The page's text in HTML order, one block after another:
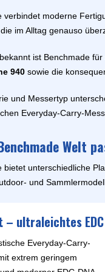
OUTDOOR
SPANIEN
KNIVES
& TAKTISCHE
&
KOCHMESSER
KOCHMESSER
KOCHMESSER
SEKI
ZANMAI
KNIVES
CUTLERY
KOCHMESSER
CHAMP
KOCHMESSER
KOCHMESSER
MESSERSCHÄRFER
UND
SHARP
verbindet moderne
im Alltag genauso
ist Benchmade
940 sowie die
und Messertyp
Everyday-Carry-
Welt
bietet unterschiedliche
und
– ultraleichtes EDC
Everyday-Carry-
extrem geringem